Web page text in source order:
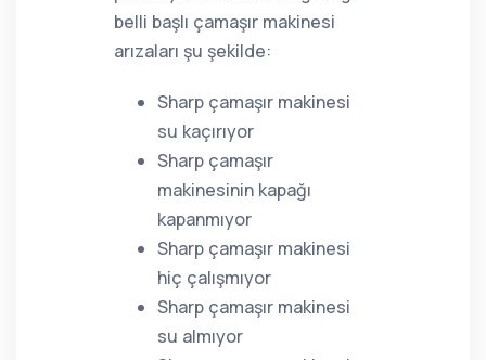
belli başlı çamaşır makinesi
arızaları şu şekilde:
Sharp çamaşır makinesi
su kaçırıyor
Sharp çamaşır
makinesinin kapağı
kapanmıyor
Sharp çamaşır makinesi
hiç çalışmıyor
Sharp çamaşır makinesi
su almıyor